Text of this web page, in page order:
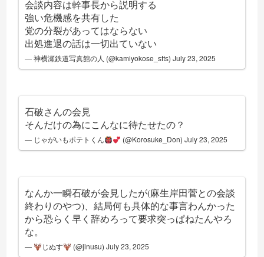
会談内容は幹事長から説明する
強い危機感を共有した
党の分裂があってはならない
出処進退の話は一切出ていない
— 神横瀬鉄道写真館の人 (@kamiyokose_stts)July 23, 2025
石破さんの会見
そんだけの為にこんなに待たせたの？
— じゃがいもポテトくん (@Korosuke_Don) July 23, 2025
なんか一瞬石破が会見したが(麻生岸田菅との会談
終わりのやつ)、結局何も具体的な事言わんかった
から恐らく早く辞めろって要求突っぱねたんやろ
な。
— じぬす (@jinusu) July 23, 2025